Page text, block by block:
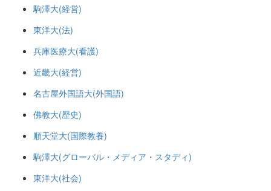
駒澤大(経営)
東洋大(法)
兵庫医療大(看護)
近畿大(経営)
名古屋外国語大(外国語)
佛教大(歴史)
順天堂大(国際教養)
駒澤大(グローバル・メディア・スタディ)
東洋大(社会)